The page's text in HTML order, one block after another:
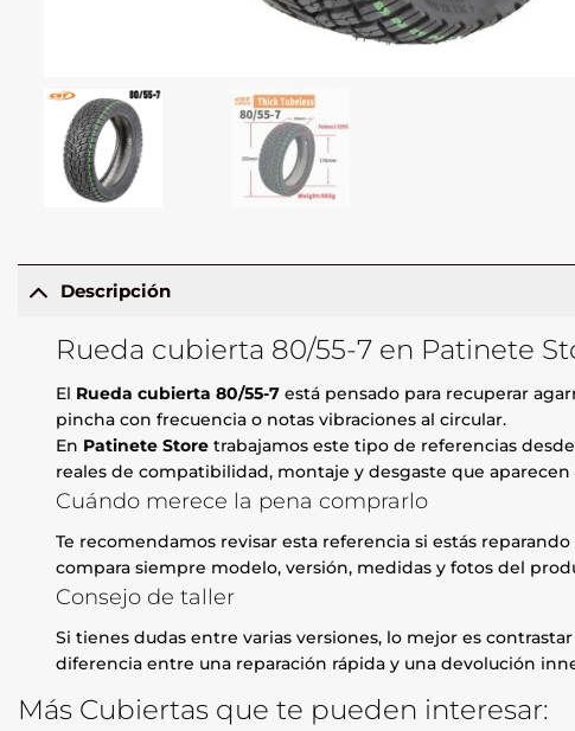
Descripción
Rueda cubierta 80/55-7 en Patinete
El Rueda cubierta 80/55-7 está pensado para recuperar
pincha con frecuencia o notas vibraciones al circular.
En Patinete Store trabajamos este tipo de referencias
reales de compatibilidad, montaje y desgaste que aparecen
Cuándo merece la pena comprarlo
Te recomendamos revisar esta referencia si estás
compara siempre modelo, versión, medidas y fotos del
Consejo de taller
Si tienes dudas entre varias versiones, lo mejor es
diferencia entre una reparación rápida y una devolución
Más Cubiertas que te pueden interesar: